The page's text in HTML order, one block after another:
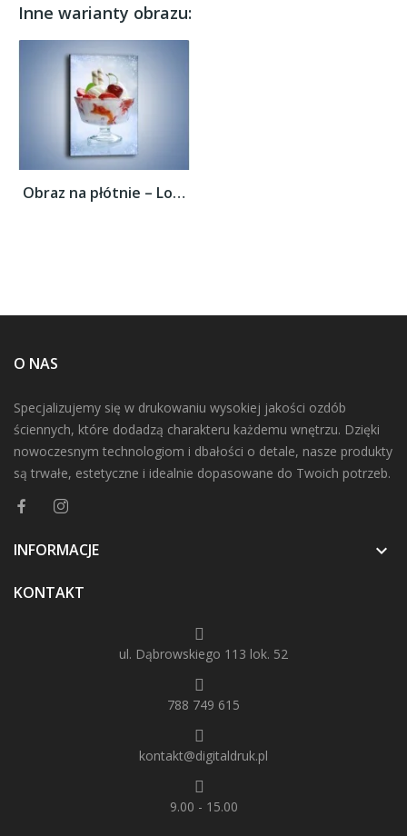
Inne warianty obrazu:
Obraz na płótnie – Lodowe marzenie –...
O NAS
Specjalizujemy się w drukowaniu wysokiej jakości ozdób
ściennych, które dodadzą charakteru każdemu wnętrzu. Dzięki
nowoczesnym technologiom i dbałości o detale, nasze produkty
są trwałe, estetyczne i idealnie dopasowane do Twoich potrzeb.
INFORMACJE 
KONTAKT
ul. Dąbrowskiego 113 lok. 52
788 749 615
kontakt@digitaldruk.pl
9.00 - 15.00